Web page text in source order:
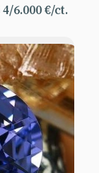
4/6.000 €/ct.